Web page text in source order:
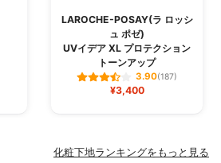
LAROCHE-POSAY(ラ ロッシ
ュ ポゼ)
UVイデア XL プロテクション
トーンアップ
3.90(187)
¥3,400
化粧下地ランキングをもっと見る